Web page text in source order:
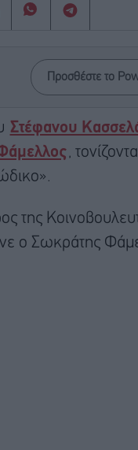
Προσθέστε το
Στέφανου
,
της
ο Σωκράτης